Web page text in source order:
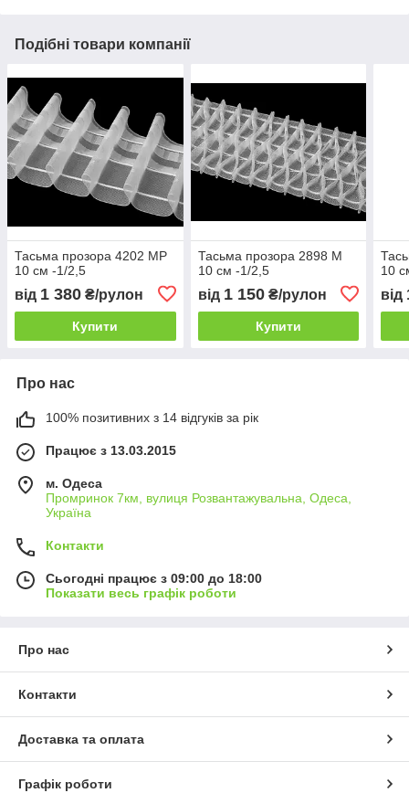
Подібні товари компанії
Тасьма прозора 4202 МР
10 см -1/2,5
від 1 380 ₴/рулон
Купити
Тасьма прозора 2898 М
10 см -1/2,5
від 1 150₴/рулон
Купити
10
від
Про нас
100% позитивних з 14 відгуків за рік
Працює з 13.03.2015
м. Одеса
Промринок 7км, вулиця Розвантажувальна, Одеса,
Україна
Контакти
Сьогодні працює з 09:00 до 18:00
Показати весь графік роботи
Про нас
Контакти
Доставка та оплата
Графік роботи